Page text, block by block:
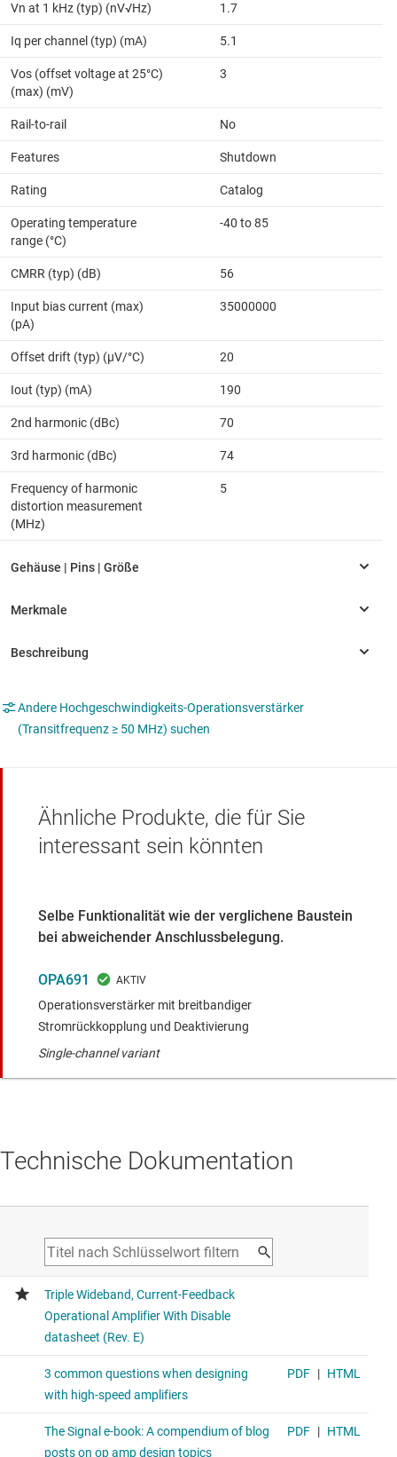
Vn at 1 kHz (typ) (nV√Hz) 1.7
Iq per channel (typ) (mA) 5.1
Vos (offset voltage at 25°C)
(max) (mV)
3
Rail-to-rail No
Features Shutdown
Rating Catalog
Operating temperature
range (°C)
-40 to 85
CMRR (typ) (dB) 56
Input bias current (max)
(pA)
35000000
Offset drift (typ) (µV/°C) 20
Iout (typ) (mA) 190
2nd harmonic (dBc) 70
3rd harmonic (dBc) 74
Frequency of harmonic
distortion measurement
(MHz)
5
Andere Hochgeschwindigkeits-Operationsverstärker
(Transitfrequenz ≥ 50 MHz) suchen
Ähnliche Produkte, die für Sie
interessant sein könnten
Selbe Funktionalität wie der verglichene Baustein
bei abweichender Anschlussbelegung.
OPA691
Operationsverstärker mit breitbandiger
Stromrückkopplung und Deaktivierung
Single-channel variant
Technische Dokumentation